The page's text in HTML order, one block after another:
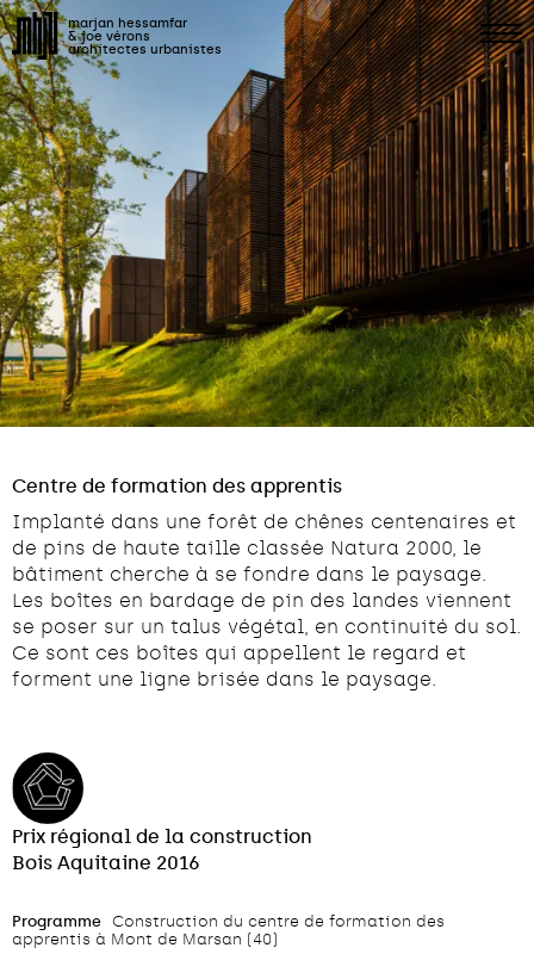
marjan hessamfar
& joe vérons
architectes urbanistes
Centre de formation des apprentis
Implanté dans une forêt de chênes centenaires et
de pins de haute taille classée Natura 2000, le
bâtiment cherche à se fondre dans le paysage.
Les boîtes en bardage de pin des landes viennent
se poser sur un talus végétal, en continuité du sol.
Ce sont ces boîtes qui appellent le regard et
forment une ligne brisée dans le paysage.
Prix régional de la construction
Bois Aquitaine 2016
Programme Construction du centre de formation des
apprentis à Mont de Marsan (40)